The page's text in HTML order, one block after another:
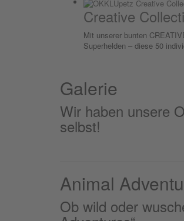
Creative
Mit unserer bunten
Superhelden – diese 50
Galerie
Wir haben unsere
selbst!
Animal
Ob wild oder